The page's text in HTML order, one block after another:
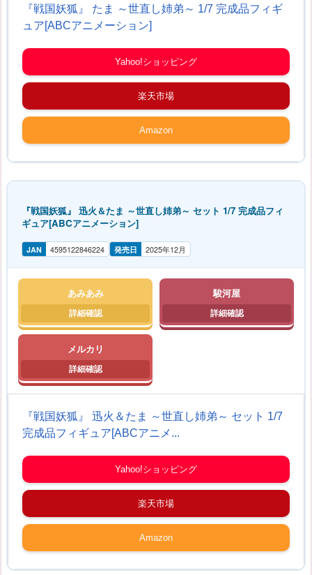
『戦国妖狐』 たま ～世直し姉弟～ 1/7 完成品フィギ
ュア[ABCアニメーション]
Yahoo!ショッピング
楽天市場
Amazon
『戦国妖狐』 迅火＆たま ～世直し姉弟～ セット 1/7 完成品フィ
ギュア[ABCアニメーション]
JAN 4595122846224 発売日 2025年12月
あみあみ 駿河屋
メルカリ
『戦国妖狐』 迅火＆たま ～世直し姉弟～ セット 1/7
完成品フィギュア[ABCアニメ...
Yahoo!ショッピング
楽天市場
Amazon